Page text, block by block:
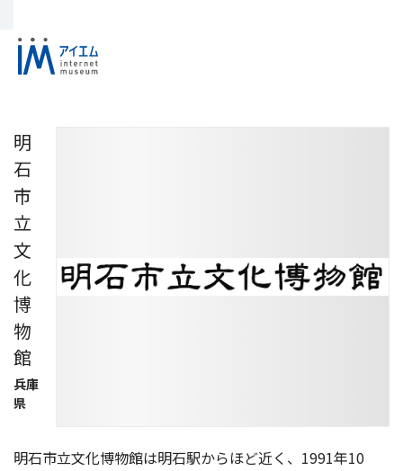
明
石
市
立
文
化
博
物
館
兵庫
県
明石市立文化博物館は明石駅からほど近く、1991年10